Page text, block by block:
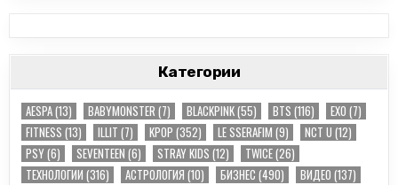
Категории
AESPA(13) BABYMONSTER (7) BLACKPINK(55) BTS (116) EXO (7)
FITNESS (13) ILLIT (7) KPOP (352) LE SSERAFIM (9) NCT U (12)
PSY(6) SEVENTEEN (6) STRAY KIDS (12) TWICE(26)
TЕХНОЛОГИИ (316) АСТРОЛОГИЯ (10) БИЗНЕС (490) ВИДЕО (137)